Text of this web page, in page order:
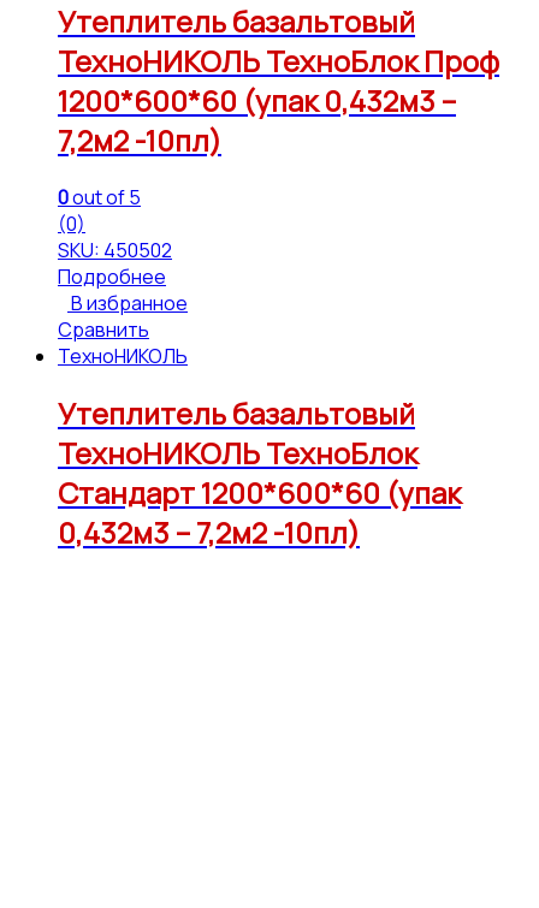
Утеплитель базальтовый
ТехноНИКОЛЬ ТехноБлок Проф
1200*600*60 (упак 0,432м3 –
7,2м2 -10пл)
0out of 5
(0)
SKU: 450502
Подробнее
В избранное
Сравнить
ТехноНИКОЛЬ
Утеплитель базальтовый
ТехноНИКОЛЬ ТехноБлок
Стандарт 1200*600*60 (упак
0,432м3 – 7,2м2 -10пл)